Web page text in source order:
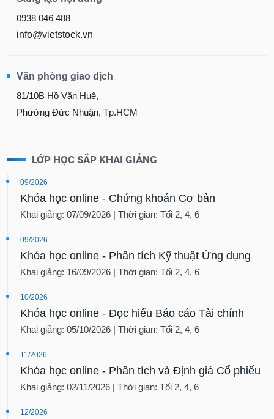
0938 046 488
info@vietstock.vn
Văn phòng giao dịch
81/10B Hồ Văn Huê,
Phường Đức Nhuận, Tp.HCM
LỚP HỌC SẮP KHAI GIẢNG
09/2026
Khóa học online - Chứng khoán Cơ bản
Khai giảng: 07/09/2026 | Thời gian: Tối 2, 4, 6
09/2026
Khóa học online - Phân tích Kỹ thuật Ứng dụng
Khai giảng: 16/09/2026 | Thời gian: Tối 2, 4, 6
10/2026
Khóa học online - Đọc hiểu Báo cáo Tài chính
Khai giảng: 05/10/2026 | Thời gian: Tối 2, 4, 6
11/2026
Khóa học online - Phân tích và Định giá Cổ phiếu
Khai giảng: 02/11/2026 | Thời gian: Tối 2, 4, 6
12/2026